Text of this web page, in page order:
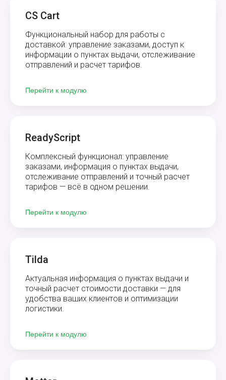
CS Cart
Функциональный набор для работы с
доставкой: управление заказами, доступ к
информации о пунктах выдачи, отслеживание
отправлений и расчет тарифов.
Перейти к модулю
ReadyScript
Комплексный функционал: управление
заказами, информация о пунктах выдачи,
отслеживание отправлений и точный расчет
тарифов — всё в одном решении.
Перейти к модулю
Tilda
Актуальная информация о пунктах выдачи и
точный расчет стоимости доставки — для
удобства ваших клиентов и оптимизации
логистики.
Перейти к модулю